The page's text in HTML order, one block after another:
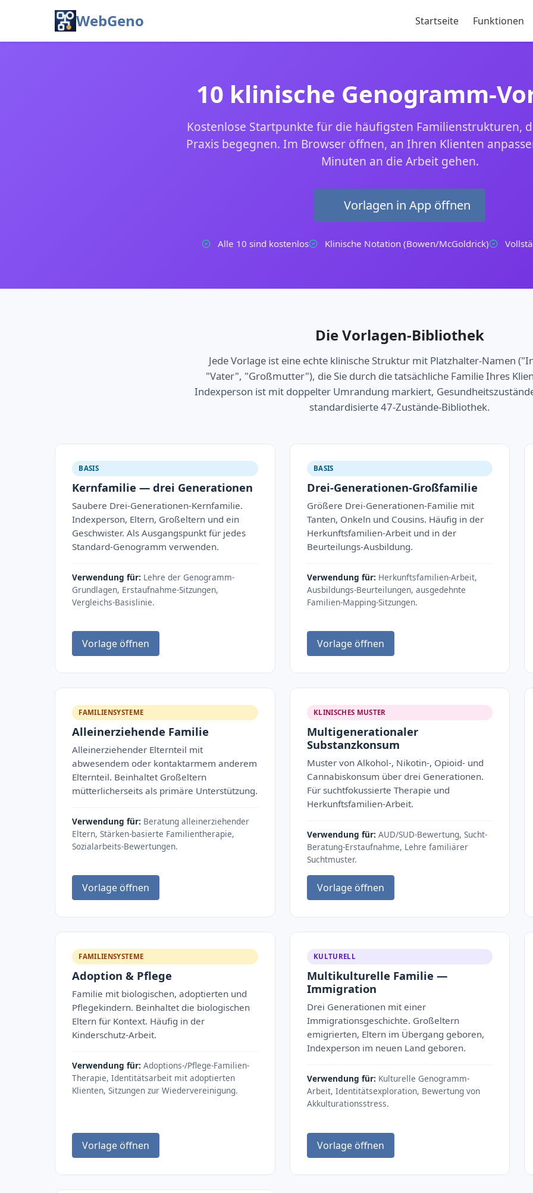
WebGeno Startseite Funktionen
10 klinische Genogramm-
Kostenlose Startpunkte für die häufigsten Familienstrukturen,
Praxis begegnen. Im Browser öffnen, an Ihren Klienten
Minuten an die Arbeit gehen.
Vorlagen in App öffnen
Alle 10 sind kostenlos Klinische Notation (Bowen/McGoldrick)
Die Vorlagen-Bibliothek
Jede Vorlage ist eine echte klinische Struktur mit Platzhalter-Namen
"Vater", "Großmutter"), die Sie durch die tatsächliche Familie Ihres
Indexperson ist mit doppelter Umrandung markiert,
standardisierte 47-Zustände-Bibliothek.
BASIS
Kernfamilie — drei Generationen
Saubere Drei-Generationen-Kernfamilie.
Indexperson, Eltern, Großeltern und ein
Geschwister. Als Ausgangspunkt für jedes
Standard-Genogramm verwenden.
Verwendung für: Lehre der Genogramm-
Grundlagen, Erstaufnahme-Sitzungen,
Vergleichs-Basislinie.
Vorlage öffnen
BASIS
Drei-Generationen-Großfamilie
Größere Drei-Generationen-Familie mit
Tanten, Onkeln und Cousins. Häufig in der
Herkunftsfamilien-Arbeit und in der
Beurteilungs-Ausbildung.
Verwendung für: Herkunftsfamilien-Arbeit,
Ausbildungs-Beurteilungen, ausgedehnte
Familien-Mapping-Sitzungen.
Vorlage öffnen
FAMILIENSYSTEME
Alleinerziehende Familie
Alleinerziehender Elternteil mit
abwesendem oder kontaktarmem anderem
Elternteil. Beinhaltet Großeltern
mütterlicherseits als primäre Unterstützung.
Verwendung für: Beratung alleinerziehender
Eltern, Stärken-basierte Familientherapie,
Sozialarbeits-Bewertungen.
Vorlage öffnen
KLINISCHES MUSTER
Multigenerationaler
Substanzkonsum
Muster von Alkohol-, Nikotin-, Opioid- und
Cannabiskonsum über drei Generationen.
Für suchtfokussierte Therapie und
Herkunftsfamilien-Arbeit.
Verwendung für: AUD/SUD-Bewertung, Sucht-
Beratung-Erstaufnahme, Lehre familiärer
Suchtmuster.
Vorlage öffnen
FAMILIENSYSTEME
Adoption & Pflege
Familie mit biologischen, adoptierten und
Pflegekindern. Beinhaltet die biologischen
Eltern für Kontext. Häufig in der
Kinderschutz-Arbeit.
Verwendung für: Adoptions-/Pflege-Familien-
Therapie, Identitätsarbeit mit adoptierten
Klienten, Sitzungen zur Wiedervereinigung.
Vorlage öffnen
KULTURELL
Multikulturelle Familie —
Immigration
Drei Generationen mit einer
Immigrationsgeschichte. Großeltern
emigrierten, Eltern im Übergang geboren,
Indexperson im neuen Land geboren.
Verwendung für: Kulturelle Genogramm-
Arbeit, Identitätsexploration, Bewertung von
Akkulturationsstress.
Vorlage öffnen